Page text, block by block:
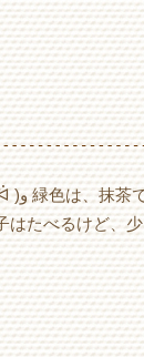
はたべるけど、少